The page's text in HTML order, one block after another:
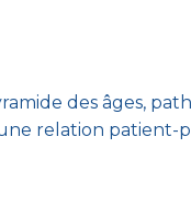
des âges,
relation